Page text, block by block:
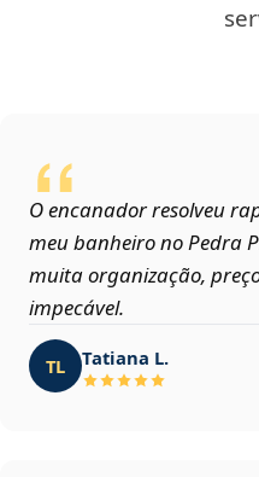
O encanador resolveu
meu banheiro no Pedra
muita organização,
impecável.
TL Tatiana L.